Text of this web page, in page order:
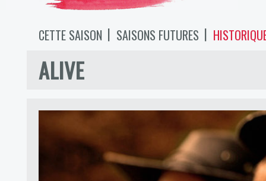
CETTE SAISON SAISONS FUTURES
ALIVE